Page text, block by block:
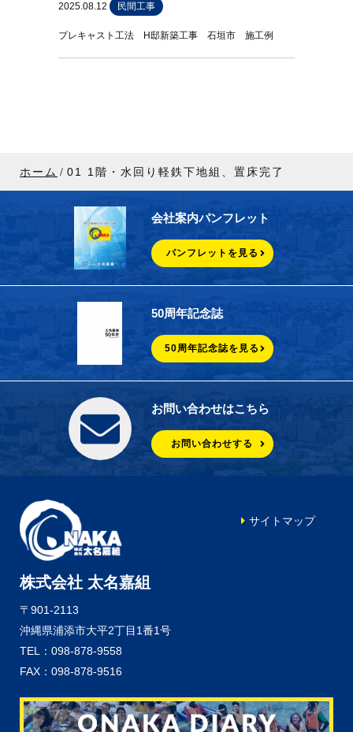
2025.08.12 民間工事
プレキャスト工法 H邸新築工事 石垣市 施工例
ホーム 01 1階・水回り軽鉄下地組、置床完了
会社案内パンフレット
パンフレットを見る
50周年記念誌
50周年記念誌を見る
お問い合わせはこちら
お問い合わせする
株式会社 太名嘉組
〒901-2113
沖縄県浦添市大平2丁目1番1号
TEL：098-878-9558
FAX：098-878-9516
サイトマップ